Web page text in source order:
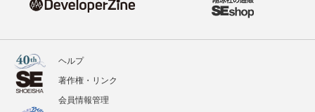
ヘルプ
著作権・リンク
会員情報管理